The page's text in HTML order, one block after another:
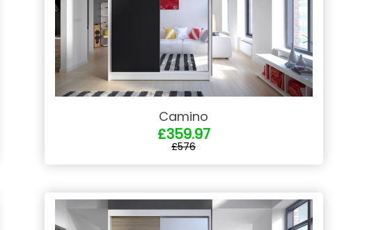
Camino
£359.97
£576